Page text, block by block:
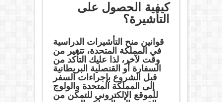
كيفية الحصول على
التأشيرة؟
قوانين منح التأشيرات الدراسية
في المملكة المتحدة، تتغير من
وقت لآخر، لذا عليك التأكد من
السفارة أو القنصلية البريطانية
قبل الشروع بإجراءات السفر
إلى المملكة المتحدة والولوج
للموقع الإلكتروني للتمكن من